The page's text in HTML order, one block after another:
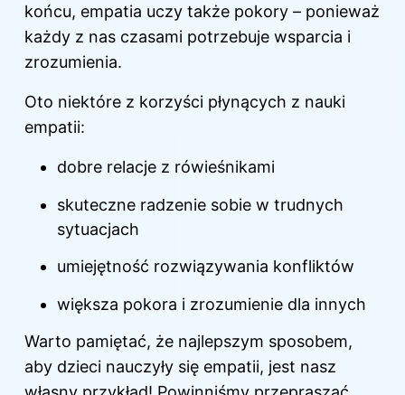
końcu, empatia uczy także pokory – ponieważ
każdy z nas czasami potrzebuje wsparcia i
zrozumienia.
Oto niektóre z korzyści płynących z nauki
empatii:
dobre relacje z rówieśnikami
skuteczne radzenie sobie w trudnych
sytuacjach
umiejętność rozwiązywania konfliktów
większa pokora i zrozumienie dla innych
Warto pamiętać, że najlepszym sposobem,
aby dzieci nauczyły się empatii, jest nasz